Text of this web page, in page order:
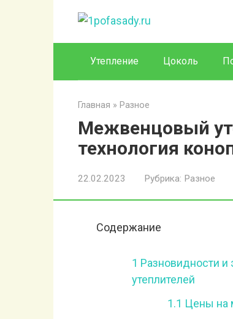
Утепление Цоколь
Главная » Разное
Межвенцовый
технология
22.02.2023 Рубрика: Разное
Содержание
1 Разновидности
утеплителей
1.1 Цены на